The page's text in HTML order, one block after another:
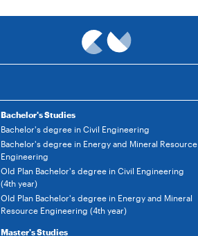
Bachelor's Studies
Bachelor's degree in Civil Engineering
Bachelor's degree in Energy and Mineral Resource
Engineering
Old Plan Bachelor's degree in Civil Engineering
(4th year)
Old Plan Bachelor's degree in Energy and Mineral
Resource Engineering (4th year)
Master's Studies